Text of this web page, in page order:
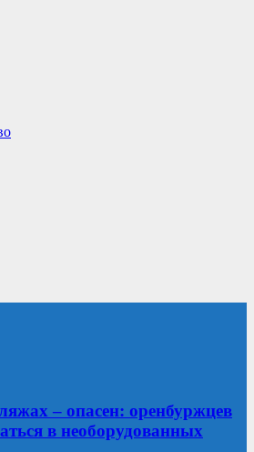
– опасен: оренбуржцев
в необорудованных